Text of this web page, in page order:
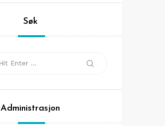
Søk
Search
Administrasjon